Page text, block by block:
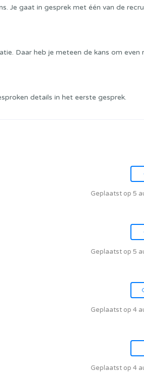
Je gaat in gesprek met één van de
Daar heb je meteen de kans om even
details in het eerste gesprek.
Geplaatst op 5
Geplaatst op 5
Geplaatst op 4
Geplaatst op 4